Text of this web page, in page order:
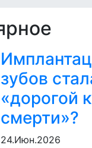
зубов
«дорогой к
смерти»?
24.Июн.2026